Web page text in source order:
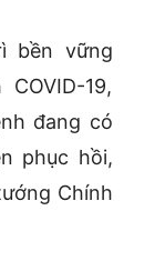
bền vững
19,
đang có
phục hồi,
Chính